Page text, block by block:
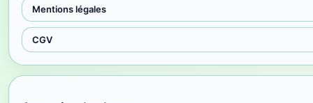
Mentions légales
CGV